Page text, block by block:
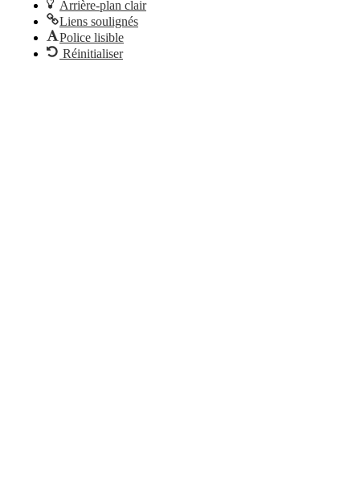
Arrière-plan clair
Liens soulignés
Police lisible
Réinitialiser